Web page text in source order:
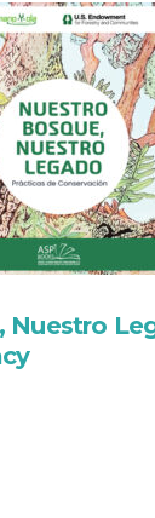
Nuestro